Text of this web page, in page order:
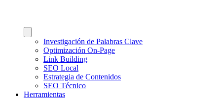
Investigación de Palabras Clave
Optimización On-Page
Link Building
SEO Local
Estrategia de Contenidos
SEO Técnico
Herramientas